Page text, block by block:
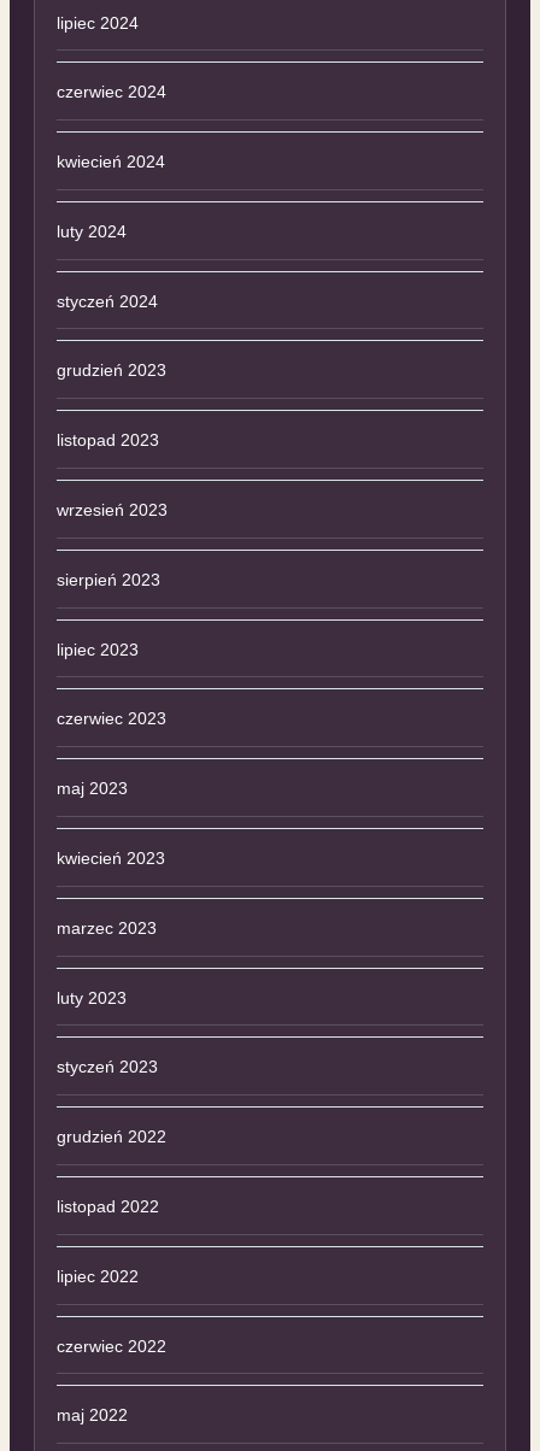
lipiec 2024
czerwiec 2024
kwiecień 2024
luty 2024
styczeń 2024
grudzień 2023
listopad 2023
wrzesień 2023
sierpień 2023
lipiec 2023
czerwiec 2023
maj 2023
kwiecień 2023
marzec 2023
luty 2023
styczeń 2023
grudzień 2022
listopad 2022
lipiec 2022
czerwiec 2022
maj 2022